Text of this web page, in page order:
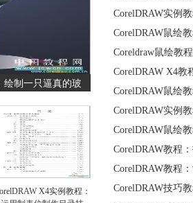
绘制一只逼真的玻
X4实例教程：
CorelDRAW实例
CorelDRAW鼠绘
Coreldraw鼠绘教
CorelDRAW X4教
CorelDRAW鼠绘
CorelDRAW实例
CorelDRAW鼠绘
CorelDRAW教程
CorelDRAW教程
CorelDRAW技巧